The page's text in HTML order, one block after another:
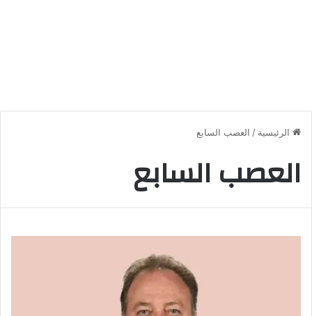
الرئيسية / العصب السابع
العصب السابع